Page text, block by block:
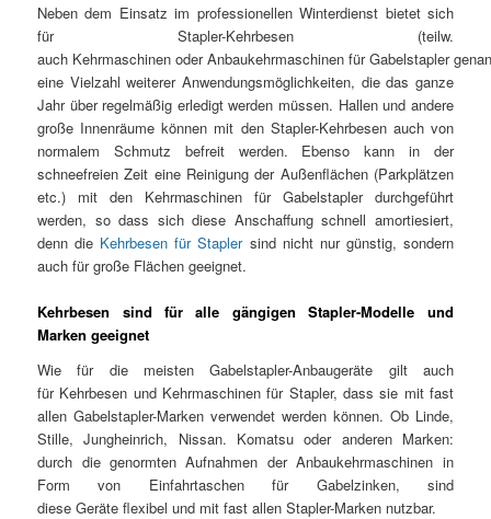
Neben dem Einsatz im professionellen Winterdienst bietet sich
für Stapler-Kehrbesen (teilw.
auch Kehrmaschinen oder Anbaukehrmaschinen für Gabelstapler
eine Vielzahl weiterer Anwendungsmöglichkeiten, die das ganze
Jahr über regelmäßig erledigt werden müssen. Hallen und andere
große Innenräume können mit den Stapler-Kehrbesen auch von
normalem Schmutz befreit werden. Ebenso kann in der
schneefreien Zeit eine Reinigung der Außenflächen (Parkplätzen
etc.) mit den Kehrmaschinen für Gabelstapler durchgeführt
werden, so dass sich diese Anschaffung schnell amortiesiert,
denn die Kehrbesen für Staplersind nicht nur günstig, sondern
auch für große Flächen geeignet.
Kehrbesen sind für alle gängigen Stapler-Modelle und
Marken geeignet
Wie für die meisten Gabelstapler-Anbaugeräte gilt auch
für Kehrbesen und Kehrmaschinen für Stapler, dass sie mit fast
allen Gabelstapler-Marken verwendet werden können. Ob Linde,
Stille, Jungheinrich, Nissan. Komatsu oder anderen Marken:
durch die genormten Aufnahmen der Anbaukehrmaschinen in
Form von Einfahrtaschen für Gabelzinken, sind
diese Geräte flexibel und mit fast allen Stapler-Marken nutzbar.